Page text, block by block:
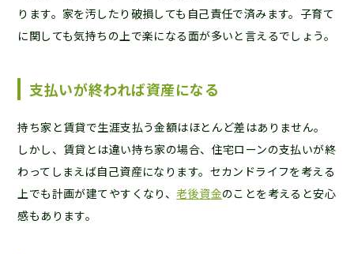
ります。家を汚したり破損しても自己責任で済みます。子育て
に関しても気持ちの上で楽になる面が多いと言えるでしょう。
支払いが終われば資産になる
持ち家と賃貸で生涯支払う金額はほとんど差はありません。
しかし、賃貸とは違い持ち家の場合、住宅ローンの支払いが終
わってしまえば自己資産になります。セカンドライフを考える
上でも計画が建てやすくなり、老後資金のことを考えると安心
感もあります。